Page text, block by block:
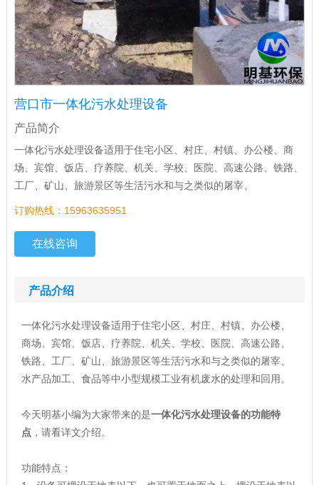
营口市一体化污水处理设备
产品简介
一体化污水处理设备适用于住宅小区、村庄、村镇、办公楼、商
场、宾馆、饭店、疗养院、机关、学校、医院、高速公路、铁路、
工厂、矿山、旅游景区等生活污水和与之类似的屠宰、
订购热线：15963635951
在线咨询
产品介绍
一体化污水处理设备适用于住宅小区、村庄、村镇、办公楼、
商场、宾馆、饭店、疗养院、机关、学校、医院、高速公路、
铁路、工厂、矿山、旅游景区等生活污水和与之类似的屠宰、
水产品加工、食品等中小型规模工业有机废水的处理和回用。
今天明基小编为大家带来的是一体化污水处理设备的功能特
点，请看详文介绍。
功能特点：